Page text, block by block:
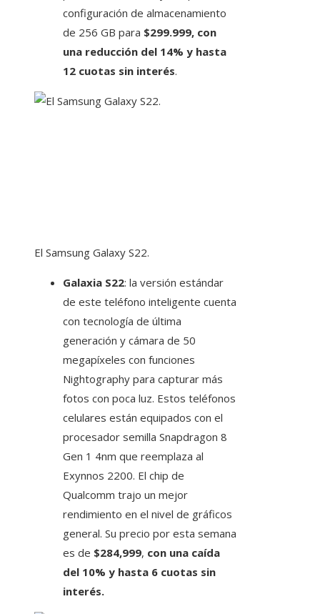
configuración de almacenamiento
de 256 GB para $299.999, con
una reducción del 14% y hasta
12 cuotas sin interés.
El Samsung Galaxy S22.
Galaxia S22: la versión estándar
de este teléfono inteligente cuenta
con tecnología de última
generación y cámara de 50
megapíxeles con funciones
Nightography para capturar más
fotos con poca luz. Estos teléfonos
celulares están equipados con el
procesador semilla Snapdragon 8
Gen 1 4nm que reemplaza al
Exynnos 2200. El chip de
Qualcomm trajo un mejor
rendimiento en el nivel de gráficos
general. Su precio por esta semana
es de $284,999, con una caída
del 10% y hasta 6 cuotas sin
interés.